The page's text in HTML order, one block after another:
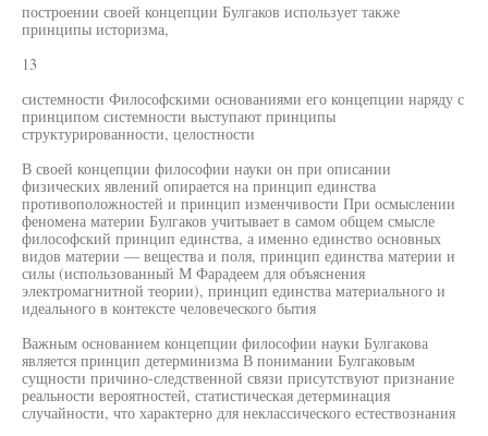
построении своей концепции Булгаков использует также
принципы историзма,
13
системности Философскими основаниями его концепции наряду с
принципом системности выступают принципы
структурированности, целостности
В своей концепции философии науки он при описании
физических явлений опирается на принцип единства
противоположностей и принцип изменчивости При осмыслении
феномена материи Булгаков учитывает в самом общем смысле
философский принцип единства, а именно единство основных
видов материи — вещества и поля, принцип единства материи и
силы (использованный М Фарадеем для объяснения
электромагнитной теории), принцип единства материального и
идеального в контексте человеческого бытия
Важным основанием концепции философии науки Булгакова
является принцип детерминизма В понимании Булгаковым
сущности причино-следственной связи присутствуют признание
реальности вероятностей, статистическая детерминация
случайности, что характерно для неклассического естествознания